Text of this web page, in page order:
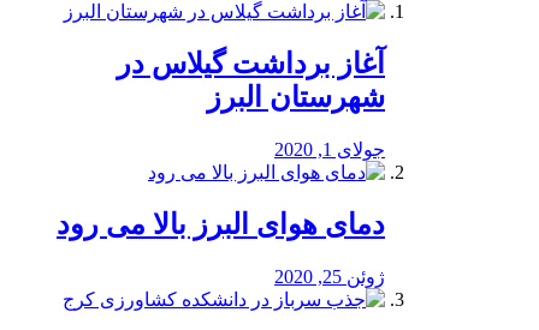
آغاز برداشت گیلاس در
شهرستان البرز
جولای 1, 2020
دمای هوای البرز بالا می رود
ژوئن 25, 2020